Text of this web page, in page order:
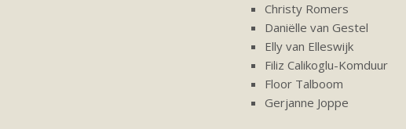
Christy Romers
Daniëlle van Gestel
Elly van Elleswijk
Filiz Calikoglu-Komduur
Floor Talboom
Gerjanne Joppe